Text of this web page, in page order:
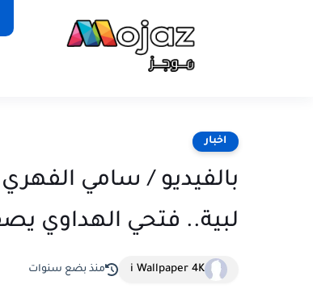
اخبار
بالفيديو / سامي
لبية.. فتحي الهداوي
i Wallpaper 4K منذ بضع سنوات